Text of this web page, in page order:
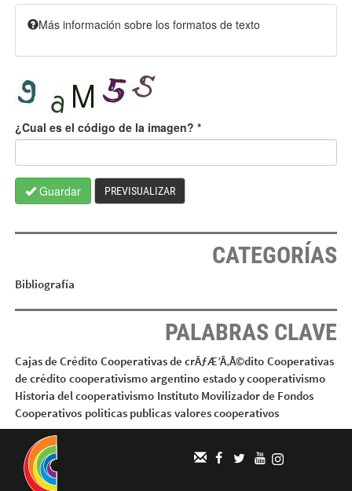
Más información sobre los formatos de texto
¿Cual es el código de la imagen? *
Guardar PREVISUALIZAR
CATEGORÍAS
Bibliografía
PALABRAS CLAVE
Cajas de Crédito Cooperativas de crÃƒÆ’Ã‚Â©dito Cooperativas
de crédito cooperativismo argentino estado y cooperativismo
Historia del cooperativismo Instituto Movilizador de Fondos
Cooperativos politicas publicas valores cooperativos